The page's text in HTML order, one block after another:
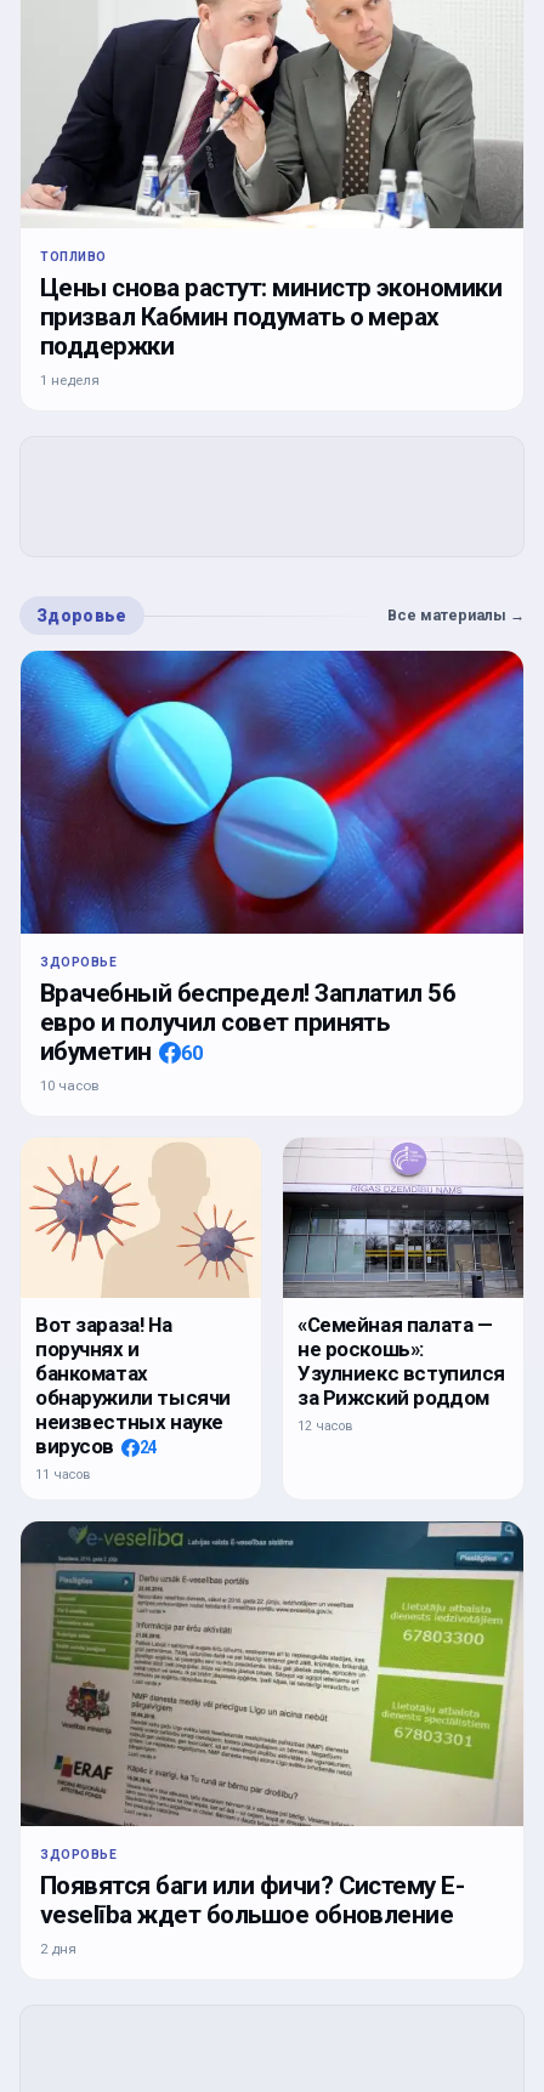
ТОПЛИВО
Цены снова растут: министр экономики
призвал Кабмин подумать о мерах
поддержки
1 неделя
Здоровье Все материалы →
ЗДОРОВЬЕ
Врачебный беспредел! Заплатил 56
евро и получил совет принять
ибуметин
60
10 часов
Вот зараза! На
поручнях и
банкоматах
обнаружили тысячи
неизвестных науке
вирусов
24
11 часов
«Семейная палата —
не роскошь»:
Узулниекс вступился
за Рижский роддом
12 часов
ЗДОРОВЬЕ
Появятся баги или фичи? Систему E-
veselība ждет большое обновление
2 дня